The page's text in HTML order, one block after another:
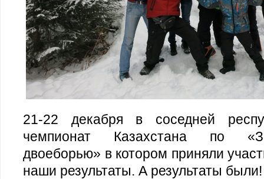
21-22 декабря в соседней
чемпионат Казахстана по
двоеборью» в котором приняли
наши результаты. А результаты были!